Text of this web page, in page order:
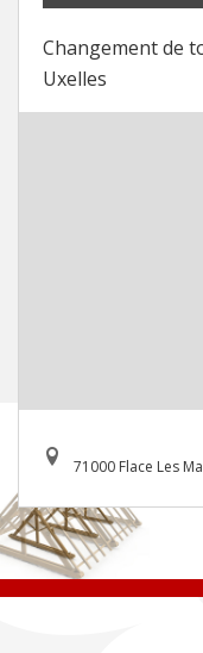
Changement de
Uxelles
71000 Flace Les